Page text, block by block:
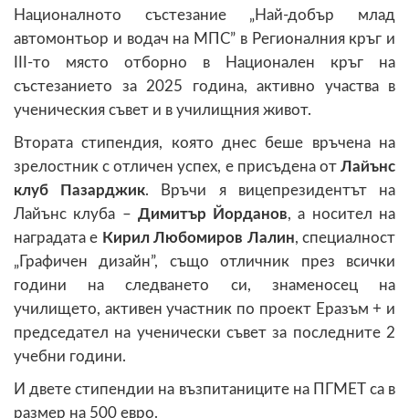
Националното състезание „Най-добър млад
автомонтьор и водач на МПС” в Регионалния кръг и
III-то място отборно в Национален кръг на
състезанието за 2025 година, активно участва в
ученическия съвет и в училищния живот.
Втората стипендия, която днес беше връчена на
зрелостник с отличен успех, е присъдена от Лайънс
клуб Пазарджик. Връчи я вицепрезидентът на
Лайънс клуба – Димитър Йорданов, а носител на
наградата е Кирил Любомиров Лалин, специалност
„Графичен дизайн”, също отличник през всички
години на следването си, знаменосец на
училището, активен участник по проект Еразъм + и
председател на ученически съвет за последните 2
учебни години.
И двете стипендии на възпитаниците на ПГМЕТ са в
размер на 500 евро.